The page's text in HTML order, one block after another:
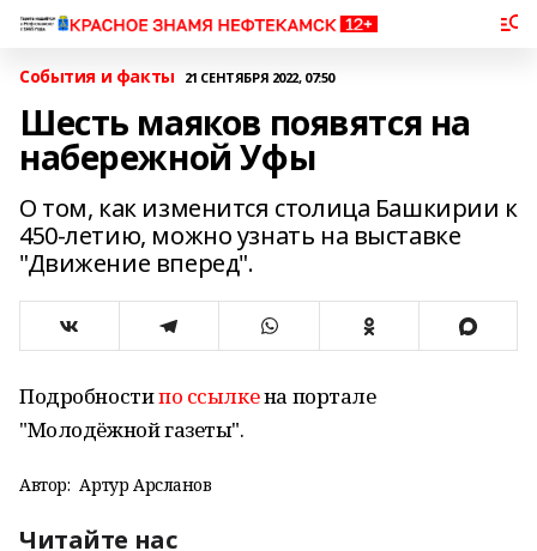
События и факты 21 СЕНТЯБРЯ 2022, 07:50
Шесть маяков появятся на
набережной Уфы
О том, как изменится столица Башкирии к
450-летию, можно узнать на выставке
"Движение вперед".
Подробностипо ссылкена портале
"Молодёжной газеты".
Автор: Артур Арсланов
Читайте нас